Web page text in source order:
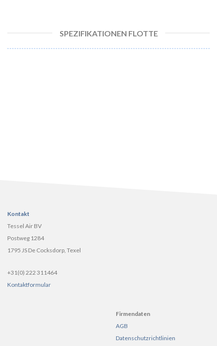
SPEZIFIKATIONEN FLOTTE
Kontakt
Tessel Air BV
Postweg 1284
1795 JS De Cocksdorp, Texel
+31(0) 222 311464
Kontaktformular
Firmendaten
AGB
Datenschutzrichtlinien